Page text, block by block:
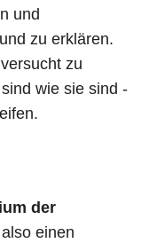
und
zu erklären.
zu
wie sie sind -
der
einen